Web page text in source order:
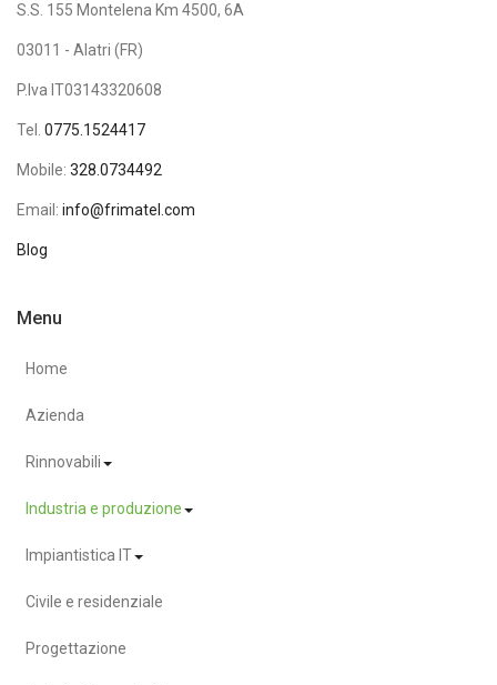
S.S. 155 Montelena Km 4500, 6A
03011 - Alatri (FR)
P.Iva IT03143320608
Tel. 0775.1524417
Mobile: 328.0734492
Email: info@frimatel.com
Blog
Menu
Home
Azienda
Rinnovabili
Industria e produzione
Impiantistica IT
Civile e residenziale
Progettazione